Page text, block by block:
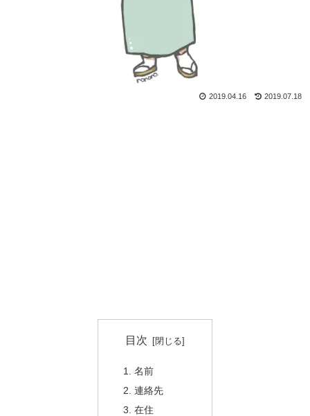
2019.07.18
2019.04.16
目次
名前
連絡先
在住